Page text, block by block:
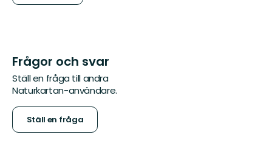
Frågor och svar
Ställ en fråga till andra
Naturkartan-användare.
Ställ en fråga